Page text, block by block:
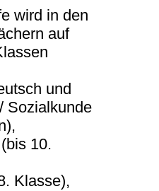
wird in den
auf
und
Sozialkunde
10.
Klasse),